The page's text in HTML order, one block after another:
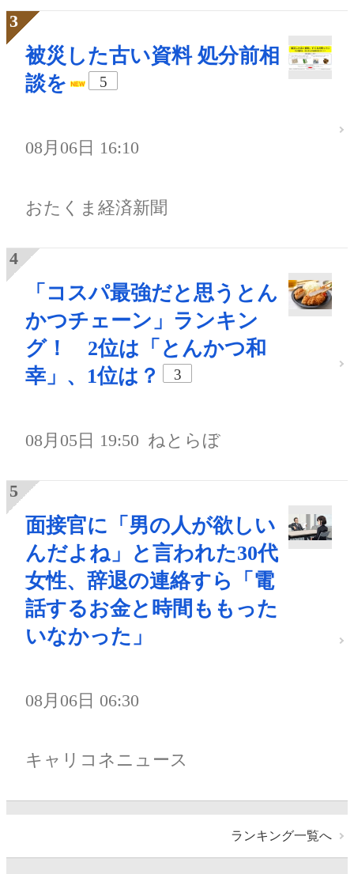
被災した古い資料 処分前相
談を
5
08月06日 16:10
おたくま経済新聞
「コスパ最強だと思うとん
かつチェーン」ランキン
グ！ 2位は「とんかつ和
幸」、1位は？
3
08月05日 19:50 ねとらぼ
面接官に「男の人が欲しい
んだよね」と言われた30代
女性、辞退の連絡すら「電
話するお金と時間ももった
いなかった」
08月06日 06:30
キャリコネニュース
ランキング一覧へ